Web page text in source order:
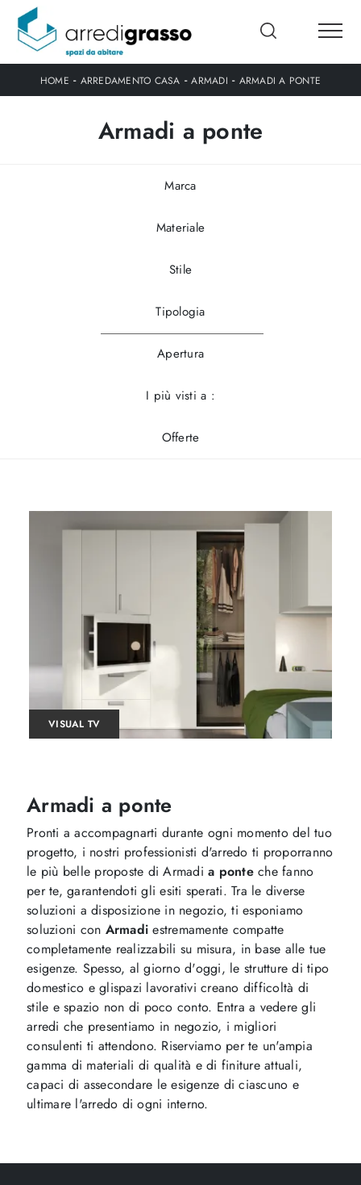
HOME - ARREDAMENTO CASA -ARMADI - ARMADI A PONTE
Armadi a ponte
Marca
Materiale
Stile
Tipologia
Apertura
I più visti a :
Offerte
VISUAL TV
Armadi a ponte
Pronti a accompagnarti durante ogni momento del tuo
progetto, i nostri professionisti d'arredo ti proporranno
le più belle proposte di Armadia ponteche fanno
per te, garantendoti gli esiti sperati. Tra le diverse
soluzioni a disposizione in negozio, ti esponiamo
soluzioni con Armadi estremamente compatte
completamente realizzabili su misura, in base alle tue
esigenze. Spesso, al giorno d'oggi, le strutture di tipo
domestico e glispazi lavorativi creano difficoltà di
stile e spazio non di poco conto. Entra a vedere gli
arredi che presentiamo in negozio, i migliori
consulenti ti attendono. Riserviamo per te un'ampia
gamma di materiali di qualità e di finiture attuali,
capaci di assecondare le esigenze di ciascuno e
ultimare l'arredo di ogni interno.